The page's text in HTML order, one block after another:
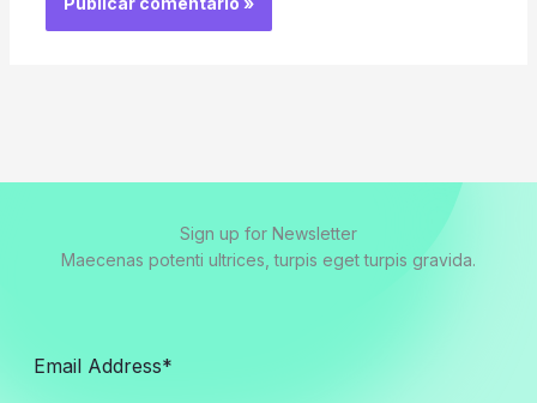
Sign up for Newsletter
Maecenas potenti ultrices, turpis eget turpis gravida.